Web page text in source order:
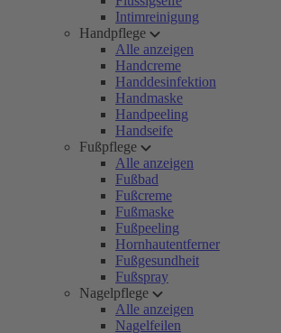
Intimreinigung
Handpflege
Alle anzeigen
Handcreme
Handdesinfektion
Handmaske
Handpeeling
Handseife
Fußpflege
Alle anzeigen
Fußbad
Fußcreme
Fußmaske
Fußpeeling
Hornhautentferner
Fußgesundheit
Fußspray
Nagelpflege
Alle anzeigen
Nagelfeilen